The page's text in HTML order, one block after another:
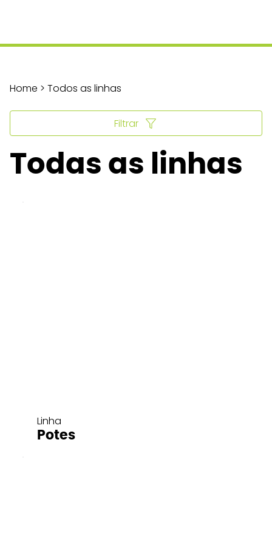
Linha
Potes
Todas as linhas
Home > Todos as linhas
Filtrar